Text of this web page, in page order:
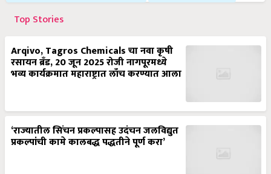
Top Stories
Arqivo, Tagros Chemicals चा नवा कृषी
रसायन ब्रँड, 20 जून 2025 रोजी नागपूरमध्ये
भव्य कार्यक्रमात महाराष्ट्रात लाँच करण्यात आला
‘राज्यातील सिंचन प्रकल्पासह उदंचन जलविद्युत
प्रकल्पांची कामे कालबद्ध पद्धतीने पूर्ण करा’